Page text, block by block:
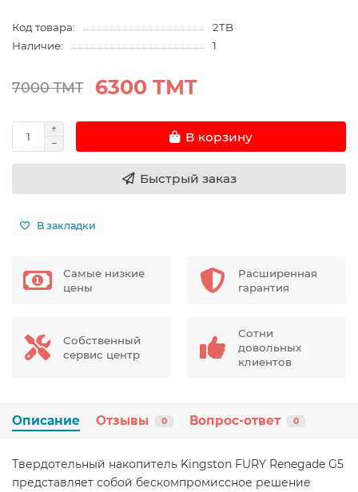
Код товара:
2TB
Наличие:
1
7000 TMT 6300 TMT
В корзину
Быстрый заказ
В закладки
Самые низкие
цены
Расширенная
гарантия
Собственный
сервис центр
Сотни
довольных
клиентов
Описание Отзывы 0 Вопрос-ответ 0
Твердотельный накопитель Kingston FURY Renegade G5
представляет собой бескомпромиссное решение